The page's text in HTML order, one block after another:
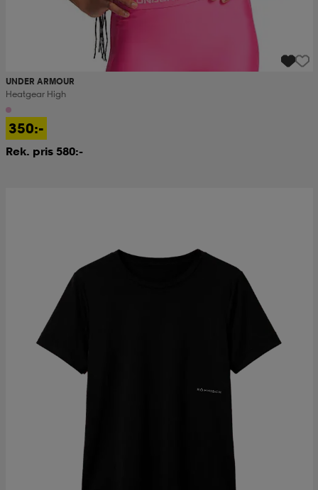
UNDER ARMOUR
Heatgear High
350:-
Rek. pris 580:-